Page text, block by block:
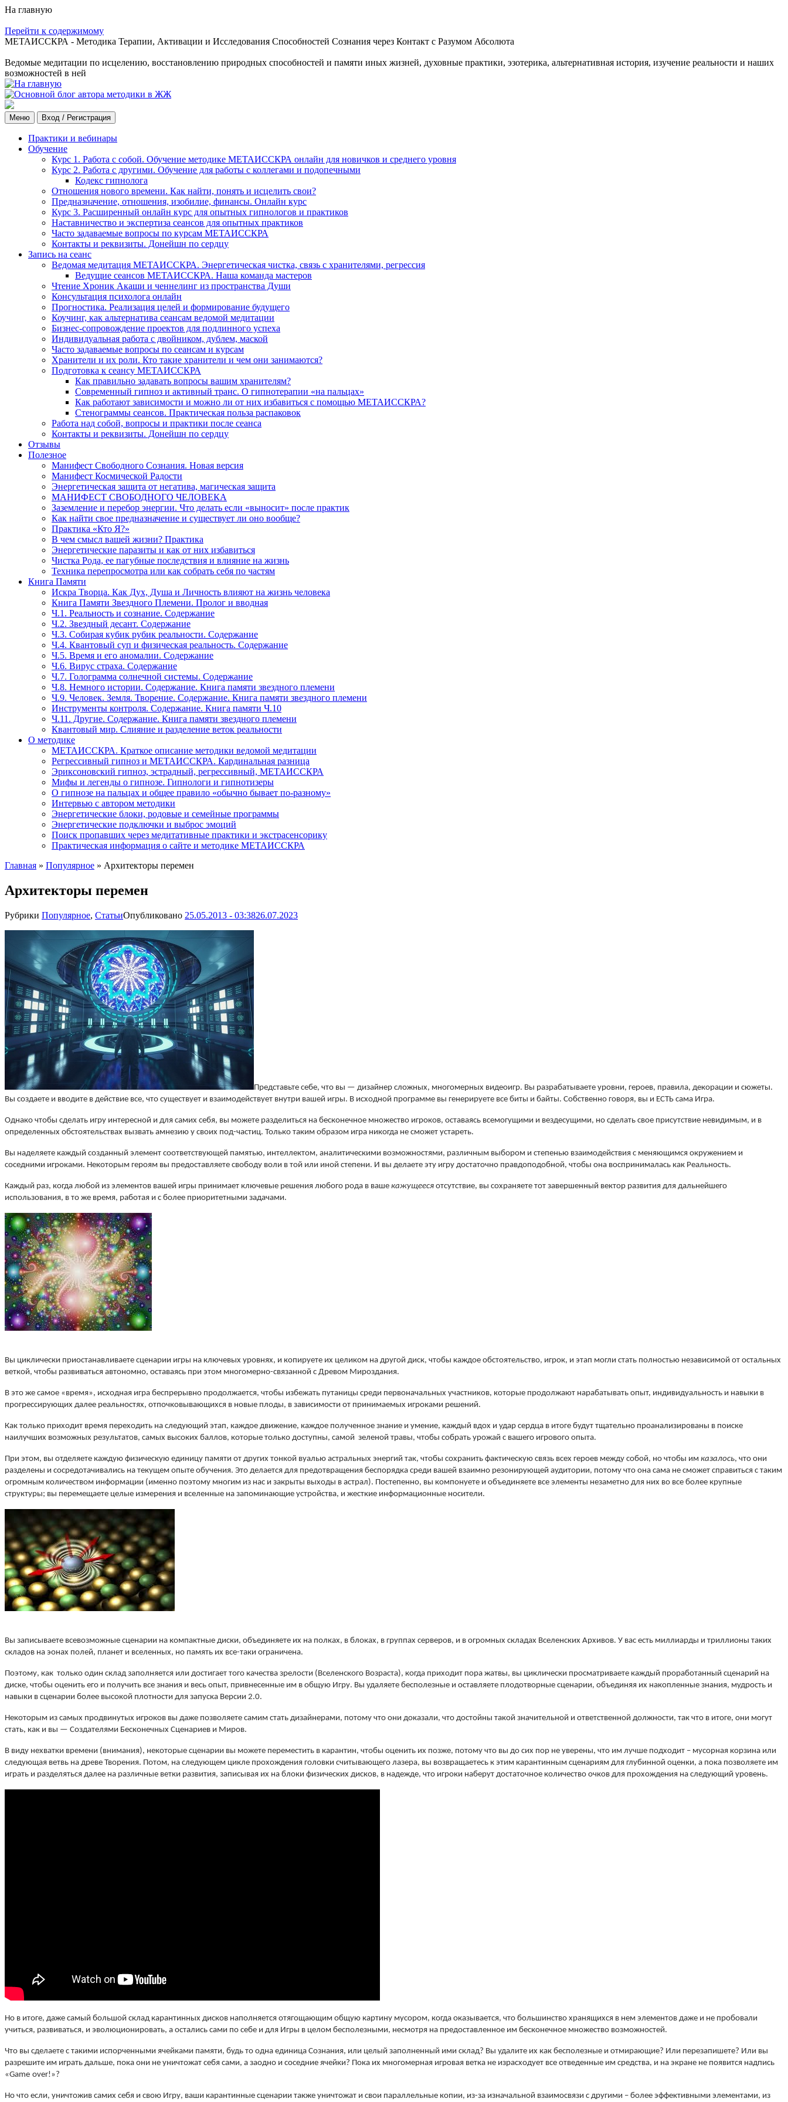
На главную
Перейти к содержимому
МЕТАИССКРА - Методика Терапии, Активации и Исследования Способностей Сознания через Контакт с Разумом Абсолюта
Ведомые медитации по исцелению, восстановлению природных способностей и памяти иных жизней, духовные практики, эзотерика, альтернативная история, изучение реальности и наших
возможностей в ней
Меню Вход / Регистрация
Практики и вебинары
Обучение
Курс 1. Работа с собой. Обучение методике МЕТАИССКРА онлайн для новичков и среднего уровня
Курс 2. Работа с другими. Обучение для работы с коллегами и подопечными
Кодекс гипнолога
Отношения нового времени. Как найти, понять и исцелить свои?
Предназначение, отношения, изобилие, финансы. Онлайн курс
Курс 3. Расширенный онлайн курс для опытных гипнологов и практиков
Наставничество и экспертиза сеансов для опытных практиков
Часто задаваемые вопросы по курсам МЕТАИССКРА
Контакты и реквизиты. Донейшн по сердцу
Запись на сеанс
Ведомая медитация МЕТАИССКРА. Энергетическая чистка, связь с хранителями, регрессия
Ведущие сеансов МЕТАИССКРА. Наша команда мастеров
Чтение Хроник Акаши и ченнелинг из пространства Души
Консультация психолога онлайн
Прогностика. Реализация целей и формирование будущего
Коучинг, как альтернатива сеансам ведомой медитации
Бизнес-сопровождение проектов для подлинного успеха
Индивидуальная работа с двойником, дублем, маской
Часто задаваемые вопросы по сеансам и курсам
Хранители и их роли. Кто такие хранители и чем они занимаются?
Подготовка к сеансу МЕТАИССКРА
Как правильно задавать вопросы вашим хранителям?
Современный гипноз и активный транс. О гипнотерапии «на пальцах»
Как работают зависимости и можно ли от них избавиться с помощью МЕТАИССКРА?
Стенограммы сеансов. Практическая польза распаковок
Работа над собой, вопросы и практики после сеанса
Контакты и реквизиты. Донейшн по сердцу
Отзывы
Полезное
Манифест Свободного Сознания. Новая версия
Манифест Космической Радости
Энергетическая защита от негатива, магическая защита
МАНИФЕСТ СВОБОДНОГО ЧЕЛОВЕКА
Заземление и перебор энергии. Что делать если «выносит» после практик
Как найти свое предназначение и существует ли оно вообще?
Практика «Кто Я?»
В чем смысл вашей жизни? Практика
Энергетические паразиты и как от них избавиться
Чистка Рода, ее пагубные последствия и влияние на жизнь
Техника перепросмотра или как собрать себя по частям
Книга Памяти
Искра Творца. Как Дух, Душа и Личность влияют на жизнь человека
Книга Памяти Звездного Племени. Пролог и вводная
Ч.1. Реальность и сознание. Содержание
Ч.2. Звездный десант. Содержание
Ч.3. Собирая кубик рубик реальности. Содержание
Ч.4. Квантовый суп и физическая реальность. Содержание
Ч.5. Время и его аномалии. Содержание
Ч.6. Вирус страха. Содержание
Ч.7. Голограмма солнечной системы. Содержание
Ч.8. Немного истории. Содержание. Книга памяти звездного племени
Ч.9. Человек. Земля. Творение. Содержание. Книга памяти звездного племени
Инструменты контроля. Содержание. Книга памяти Ч.10
Ч.11. Другие. Содержание. Книга памяти звездного племени
Квантовый мир. Слияние и разделение веток реальности
О методике
МЕТАИССКРА. Краткое описание методики ведомой медитации
Регрессивный гипноз и МЕТАИССКРА. Кардинальная разница
Эриксоновский гипноз, эстрадный, регрессивный, МЕТАИССКРА
Мифы и легенды о гипнозе. Гипнологи и гипнотизеры
О гипнозе на пальцах и общее правило «обычно бывает по-разному»
Интервью с автором методики
Энергетические блоки, родовые и семейные программы
Энергетические подключки и выброс эмоций
Поиск пропавших через медитативные практики и экстрасенсорику
Практическая информация о сайте и методике МЕТАИССКРА
Главная » Популярное » Архитекторы перемен
Архитекторы перемен
Рубрики Популярное, СтатьиОпубликовано 25.05.2013 - 03:3826.07.2023
Представьте себе, что вы — дизайнер сложных, многомерных видеоигр. Вы разрабатываете уровни, героев, правила, декорации и сюжеты.
Вы создаете и вводите в действие все, что существует и взаимодействует внутри вашей игры. В исходной программе вы генерируете все биты и байты. Собственно говоря, вы и ЕСТЬ сама Игра.
Однако чтобы сделать игру интересной и для самих себя, вы можете разделиться на бесконечное множество игроков, оставаясь всемогущими и вездесущими, но сделать свое присутствие невидимым, и в
определенных обстоятельствах вызвать амнезию у своих под-частиц. Только таким образом игра никогда не сможет устареть.
Вы наделяете каждый созданный элемент соответствующей памятью, интеллектом, аналитическими возможностями, различным выбором и степенью взаимодействия с меняющимся окружением и
соседними игроками. Некоторым героям вы предоставляете свободу воли в той или иной степени. И вы делаете эту игру достаточно правдоподобной, чтобы она воспринималась как Реальность.
Каждый раз, когда любой из элементов вашей игры принимает ключевые решения любого рода в ваше кажущееся отсутствие, вы сохраняете тот завершенный вектор развития для дальнейшего
использования, в то же время, работая и с более приоритетными задачами.
Вы циклически приостанавливаете сценарии игры на ключевых уровнях, и копируете их целиком на другой диск, чтобы каждое обстоятельство, игрок, и этап могли стать полностью независимой от остальных
веткой, чтобы развиваться автономно, оставаясь при этом многомерно-связанной с Древом Мироздания.
В это же самое «время», исходная игра беспрерывно продолжается, чтобы избежать путаницы среди первоначальных участников, которые продолжают нарабатывать опыт, индивидуальность и навыки в
прогрессирующих далее реальностях, отпочковывающихся в новые плоды, в зависимости от принимаемых игроками решений.
Как только приходит время переходить на следующий этап, каждое движение, каждое полученное знание и умение, каждый вдох и удар сердца в итоге будут тщательно проанализированы в поиске
наилучших возможных результатов, самых высоких баллов, которые только доступны, самой зеленой травы, чтобы собрать урожай с вашего игрового опыта.
При этом, вы отделяете каждую физическую единицу памяти от других тонкой вуалью астральных энергий так, чтобы сохранить фактическую связь всех героев между собой, но чтобы им казалось, что они
разделены и сосредотачивались на текущем опыте обучения. Это делается для предотвращения беспорядка среди вашей взаимно резонирующей аудитории, потому что она сама не сможет справиться с таким
огромным количеством информации (именно поэтому многим из нас и закрыты выходы в астрал). Постепенно, вы компонуете и объединяете все элементы незаметно для них во все более крупные
структуры; вы перемещаете целые измерения и вселенные на запоминающие устройства, и жесткие информационные носители.
Вы записываете всевозможные сценарии на компактные диски, объединяете их на полках, в блоках, в группах серверов, и в огромных складах Вселенских Архивов. У вас есть миллиарды и триллионы таких
складов на эонах полей, планет и вселенных, но память их все-таки ограничена.
Поэтому, как только один склад заполняется или достигает того качества зрелости (Вселенского Возраста), когда приходит пора жатвы, вы циклически просматриваете каждый проработанный сценарий на
диске, чтобы оценить его и получить все знания и весь опыт, привнесенные им в общую Игру. Вы удаляете бесполезные и оставляете плодотворные сценарии, объединяя их накопленные знания, мудрость и
навыки в сценарии более высокой плотности для запуска Версии 2.0.
Некоторым из самых продвинутых игроков вы даже позволяете самим стать дизайнерами, потому что они доказали, что достойны такой значительной и ответственной должности, так что в итоге, они могут
стать, как и вы — Создателями Бесконечных Сценариев и Миров.
В виду нехватки времени (внимания), некоторые сценарии вы можете переместить в карантин, чтобы оценить их позже, потому что вы до сих пор не уверены, что им лучше подходит – мусорная корзина или
следующая ветвь на древе Творения. Потом, на следующем цикле прохождения головки считывающего лазера, вы возвращаетесь к этим карантинным сценариям для глубинной оценки, а пока позволяете им
играть и разделяться далее на различные ветки развития, записывая их на блоки физических дисков, в надежде, что игроки наберут достаточное количество очков для прохождения на следующий уровень.
Но в итоге, даже самый большой склад карантинных дисков наполняется отягощающим общую картину мусором, когда оказывается, что большинство хранящихся в нем элементов даже и не пробовали
учиться, развиваться, и эволюционировать, а остались сами по себе и для Игры в целом бесполезными, несмотря на предоставленное им бесконечное множество возможностей.
Что вы сделаете с такими испорченными ячейками памяти, будь то одна единица Сознания, или целый заполненный ими склад? Вы удалите их как бесполезные и отмирающие? Или перезапишете? Или вы
разрешите им играть дальше, пока они не уничтожат себя сами, а заодно и соседние ячейки? Пока их многомерная игровая ветка не израсходует все отведенные им средства, и на экране не появится надпись
«Game over!»?
Но что если, уничтожив самих себя и свою Игру, ваши карантинные сценарии также уничтожат и свои параллельные копии, из-за изначальной взаимосвязи с другими – более эффективными элементами, из